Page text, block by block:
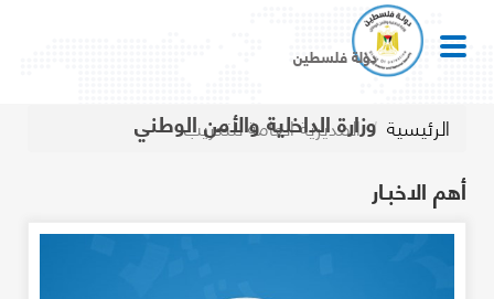
دولة فلسطين
وزارة الداخلية والأمن الوطني الرئيسية المديرية العامة للتدريب
أهم الاخبـار